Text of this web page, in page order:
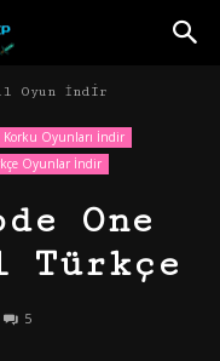
Oyun İndir
Korku Oyunları İndir
Oyunlar İndir
One
5